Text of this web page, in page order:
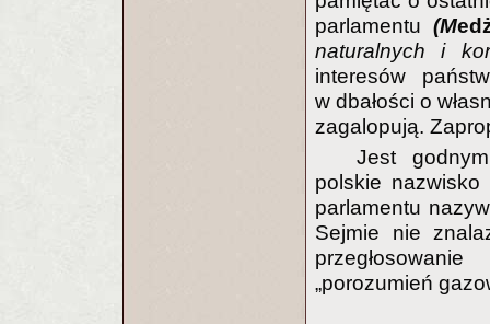
parlamentu (M
naturalnych i
interesów
w dbałości o
zagalopują.
Jest
polskie
parlamentu
Sejmie nie
„porozumień